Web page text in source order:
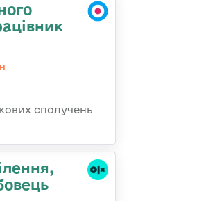
сполучень